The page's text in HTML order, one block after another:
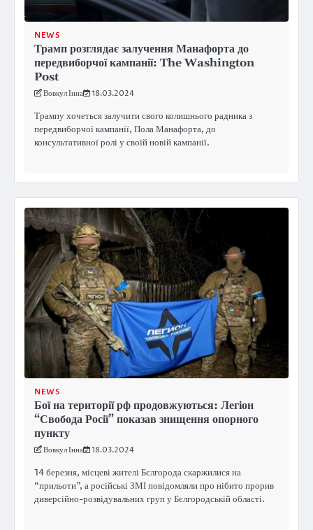
NEWS
Трамп розглядає залучення Манафорта до
передвиборчої кампанії: The Washington
Post
Вовкул Інна 18.03.2024
Трампу хочеться залучити свого колишнього радника з
передвиборчої кампанії, Пола Манафорта, до
консультативної ролі у своїй новій кампанії.
NEWS
Бої на території рф продовжуються: Легіон
“Свобода Росії” показав знищення опорного
пункту
Вовкул Інна 18.03.2024
14 березня, місцеві жителі Бєлгорода скаржилися на
“прильоти”, а російські ЗМІ повідомляли про нібито прорив
диверсійно-розвідувальних груп у Бєлгородській області.